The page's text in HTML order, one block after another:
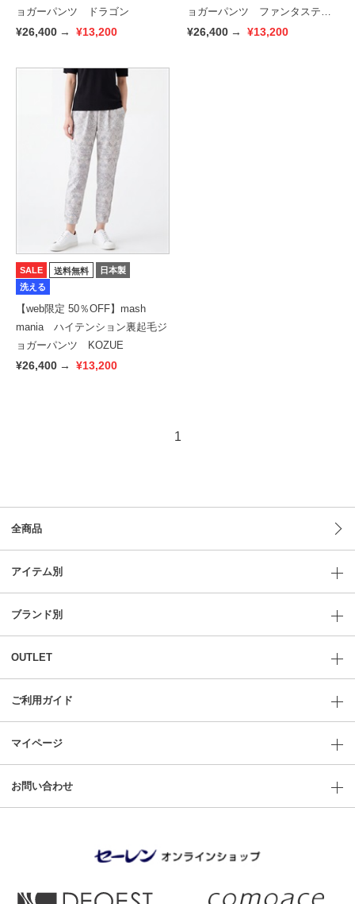
ョガーパンツ ドラゴン
¥26,400 → ¥13,200
ョガーパンツ ファンタスティ
ック・ペイズリー
¥26,400 → ¥13,200
SALE 送料無料
日本製
洗える
【web限定 50％OFF】mash
mania ハイテンション裏起毛ジ
ョガーパンツ KOZUE
¥26,400 → ¥13,200
1
全商品
アイテム別
ブランド別
OUTLET
ご利用ガイド
マイページ
お問い合わせ